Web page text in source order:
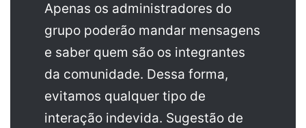
Apenas os administradores do
grupo poderão mandar mensagens
e saber quem são os integrantes
da comunidade. Dessa forma,
evitamos qualquer tipo de
interação indevida. Sugestão de